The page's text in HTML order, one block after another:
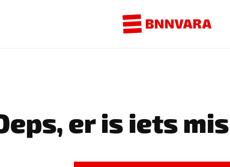
er is iets